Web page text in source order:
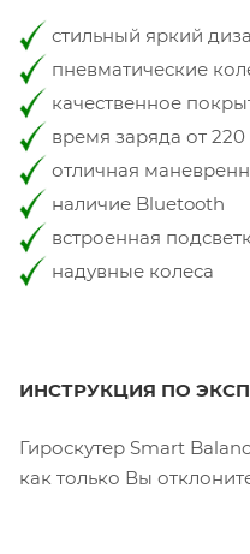
стильный яркий
пневматические
качественное
время заряда от
отличная
наличие Bluetooth
встроенная
надувные колеса
ИНСТРУКЦИЯ ПО
Гироскутер Smart
как только Вы